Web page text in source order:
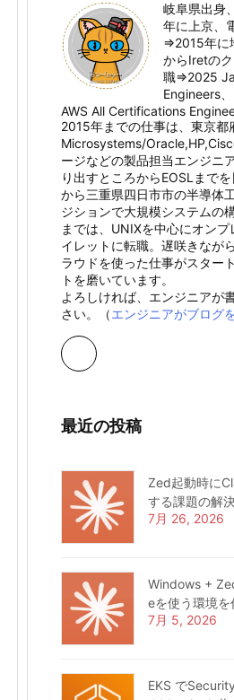
岐阜県出身
年に上京、
⇒2015年に
からIretの
職⇒2025
Engineers
AWS All Certifications
2015年までの仕事は、東京都
Microsystems/
ージなどの製品担当エンジニ
り出すところからEOSLまで
から三重県四日市市の半導体
ジションで大規模システムの
までは、UNIXを中心にオン
イレットに転職。遅咲きなが
ラウドを使った仕事がスター
トを磨いています。
よろしければ、エンジニアが
さい。（エンジニアがブログ
最近の投稿
Zed起動時に
する課題の解
7月 26, 2026
Windows +
eを使う環境を
7月 5, 2026
EKS で